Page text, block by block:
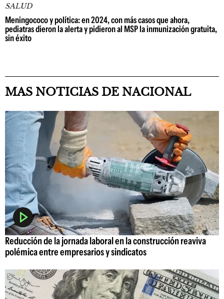
SALUD
Meningococo y política: en 2024, con más casos que ahora,
pediatras dieron la alerta y pidieron al MSP la inmunización gratuita,
sin éxito
MAS NOTICIAS DE NACIONAL
Reducción de la jornada laboral en la construcción reaviva
polémica entre empresarios y sindicatos